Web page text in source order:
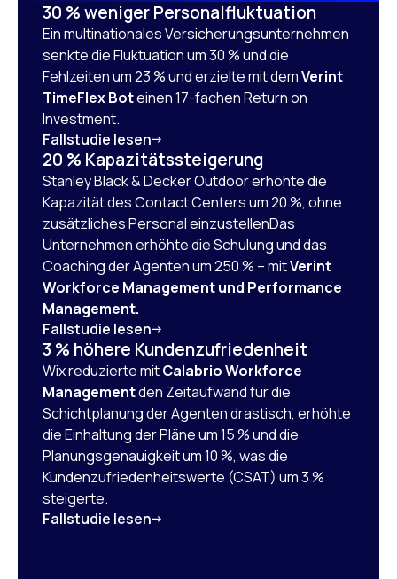
30 % weniger Personalfluktuation
Ein multinationales Versicherungsunternehmen
senkte die Fluktuation um 30 % und die
Fehlzeiten um 23 % und erzielte mit demVerint
TimeFlex Boteinen 17-fachen Return on
Investment.
Fallstudie lesen
20 % Kapazitätssteigerung
Stanley Black & Decker Outdoor erhöhte die
Kapazität des Contact Centers um 20 %, ohne
zusätzliches Personal einzustellenDas
Unternehmen erhöhte die Schulung und das
Coaching der Agenten um 250 % – mitVerint
Workforce Management und Performance
Management.
Fallstudie lesen
3 % höhere Kundenzufriedenheit
Wix reduzierte mitCalabrio Workforce
Managementden Zeitaufwand für die
Schichtplanung der Agenten drastisch, erhöhte
die Einhaltung der Pläne um 15 % und die
Planungsgenauigkeit um 10 %, was die
Kundenzufriedenheitswerte (CSAT) um 3 %
steigerte.
Fallstudie lesen